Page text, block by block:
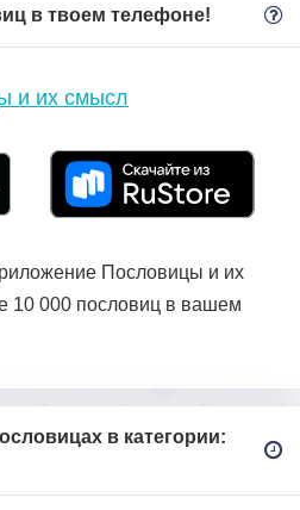
в твоем телефоне!
и их смысл
Пословицы и их
10 000 пословиц в вашем
в категории: